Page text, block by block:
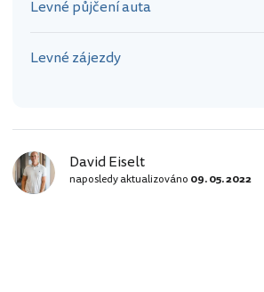
Levné půjčení auta
Levné zájezdy
David Eiselt
naposledy aktualizováno 09. 05. 2022